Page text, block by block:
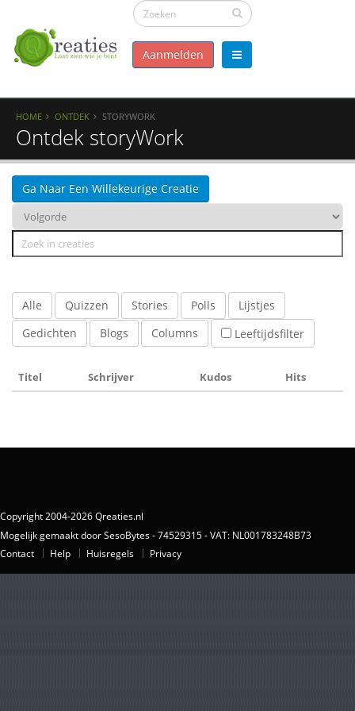
Aanmelden
HOME ONTDEK STORYWORK
Ontdek storyWork
Ga Naar Een Willekeurige Creatie
Alle Quizzen Stories Polls
Lijstjes
Gedichten
Blogs Columns Leeftijdsfilter
Titel Schrijver Kudos Hits
Copyright 2004-2026 Qreaties.nl
Mogelijk gemaakt door SesoBytes - 74529315 - VAT: NL001783248B73
Contact
Help Huisregels Privacy